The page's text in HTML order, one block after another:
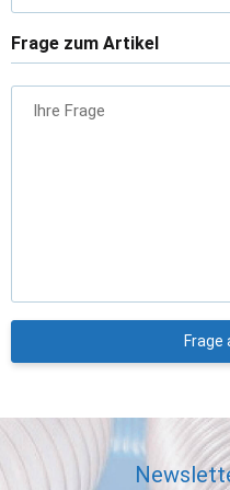
Frage zum Artikel
Ihre Frage
Frage